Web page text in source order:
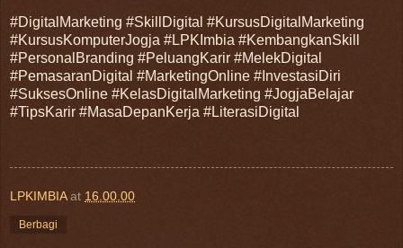
#DigitalMarketing #SkillDigital #KursusDigitalMarketing
#KursusKomputerJogja #LPKImbia #KembangkanSkill
#PersonalBranding #PeluangKarir #MelekDigital
#PemasaranDigital #MarketingOnline #InvestasiDiri
#SuksesOnline #KelasDigitalMarketing #JogjaBelajar
#TipsKarir #MasaDepanKerja #LiterasiDigital
LPKIMBIA at 16.00.00
Berbagi